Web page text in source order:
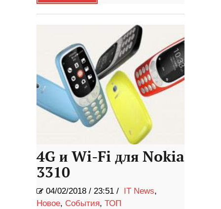
4G и Wi-Fi для Nokia
3310
04/02/2018 / 23:51 / IT News,
Новое, События, ТОП